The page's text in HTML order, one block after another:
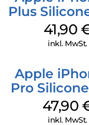
Plus
MagSafe
Gray
41,90
inkl. MwSt.
Apple
Pro
MagSafe
47,90
inkl. MwSt.